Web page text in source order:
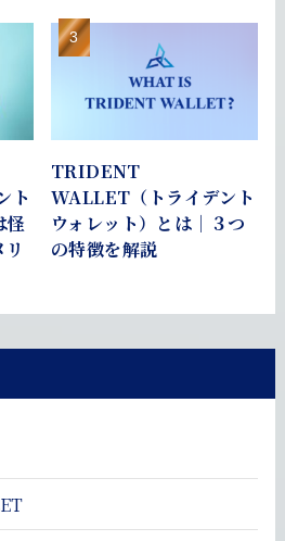
ト
怪
TRIDENT
WALLET（トライデント
ウォレット）とは｜３つ
の特徴を解説